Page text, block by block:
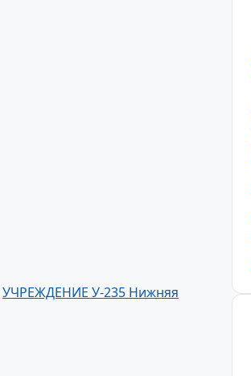
УЧРЕЖДЕНИЕ У-235 Нижняя